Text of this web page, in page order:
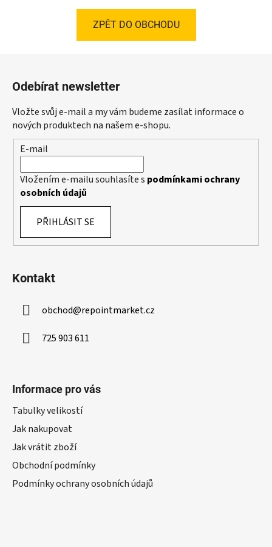
ZPĚT DO OBCHODU
Odebírat newsletter
Vložte svůj e-mail a my vám budeme zasílat informace o
nových produktech na našem e-shopu.
E-mail
Vložením e-mailu souhlasíte s podmínkami ochrany
osobních údajů
PŘIHLÁSIT SE
Kontakt
obchod@repointmarket.cz
725 903 611
Informace pro vás
Tabulky velikostí
Jak nakupovat
Jak vrátit zboží
Obchodní podmínky
Podmínky ochrany osobních údajů